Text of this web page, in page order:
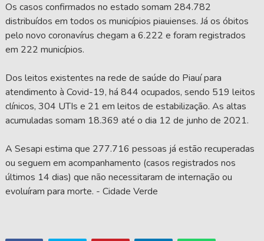
Os casos confirmados no estado somam 284.782
distribuídos em todos os municípios piauienses. Já os óbitos
pelo novo coronavírus chegam a 6.222 e foram registrados
em 222 municípios.
Dos leitos existentes na rede de saúde do Piauí para
atendimento à Covid-19, há 844 ocupados, sendo 519 leitos
clínicos, 304 UTIs e 21 em leitos de estabilização. As altas
acumuladas somam 18.369 até o dia 12 de junho de 2021.
A Sesapi estima que 277.716 pessoas já estão recuperadas
ou seguem em acompanhamento (casos registrados nos
últimos 14 dias) que não necessitaram de internação ou
evoluíram para morte. - Cidade Verde